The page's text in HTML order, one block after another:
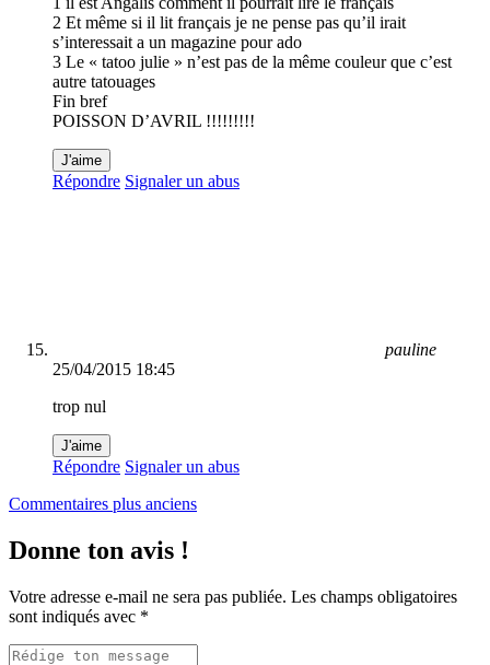
2 Et même si il lit français je ne pense pas qu’il irait
s’interessait a un magazine pour ado
3 Le « tatoo julie » n’est pas de la même couleur que c’est
autre tatouages
Fin bref
POISSON D’AVRIL !!!!!!!!!
J'aime
Répondre Signaler un abus
pauline
25/04/2015 18:45
trop nul
J'aime
Répondre Signaler un abus
Navigation
dans
les
commentaires
Commentaires plus anciens
Donne ton avis !
Votre adresse e-mail ne sera pas publiée. Les champs obligatoires
sont indiqués avec *